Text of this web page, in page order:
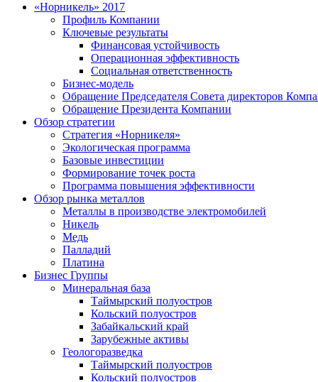
«Норникель» 2017
Профиль Компании
Ключевые результаты
Финансовая устойчивость
Операционная эффективность
Социальная ответственность
Бизнес-модель
Обращение Председателя Совета директоров
Обращение Президента Компании
Обзор стратегии
Стратегия «Норникеля»
Экологическая программа
Базовые инвестиции
Формирование точек роста
Программа повышения эффективности
Обзор рынка металлов
Металлы в производстве электромобилей
Никель
Медь
Палладий
Платина
Бизнес Группы
Минеральная база
Таймырский полуостров
Кольский полуостров
Забайкальский край
Зарубежные активы
Геологоразведка
Таймырский полуостров
Кольский полуостров